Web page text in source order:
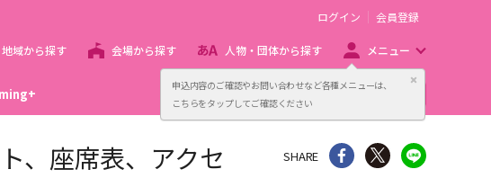
申込内容のご確認やお問い合わせなど各種メニューは、
こちらをタップしてご確認ください
閉じる
ログイン 会員登録
地域から探す 会場から探す 人物・団体から探す メニュー
主催者向け販売サービス
、座席表、アクセ
SHARE シェア Twitter